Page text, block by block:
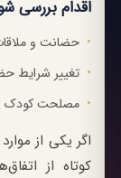
اقدام بررسی
حضانت و
تغییر شرایط
مصلحت کودک
اگر یکی از
کوتاه از